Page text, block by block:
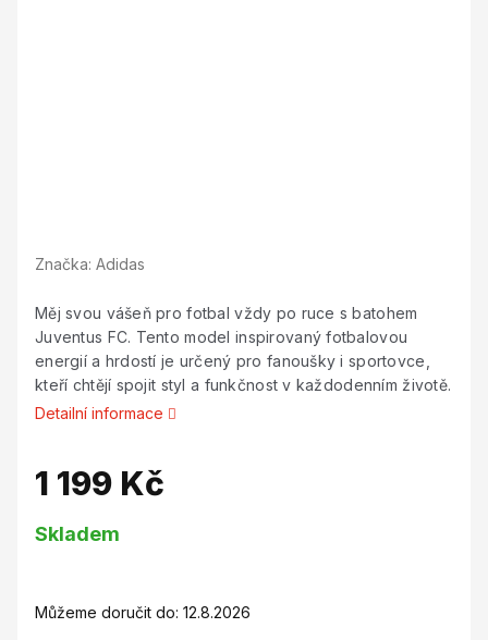
Značka: Adidas
Měj svou vášeň pro fotbal vždy po ruce s batohem
Juventus FC. Tento model inspirovaný fotbalovou
energií a hrdostí je určený pro fanoušky i sportovce,
kteří chtějí spojit styl a funkčnost v každodenním životě.
Detailní informace
1 199 Kč
cena:
Skladem
Můžeme doručit do: 12.8.2026